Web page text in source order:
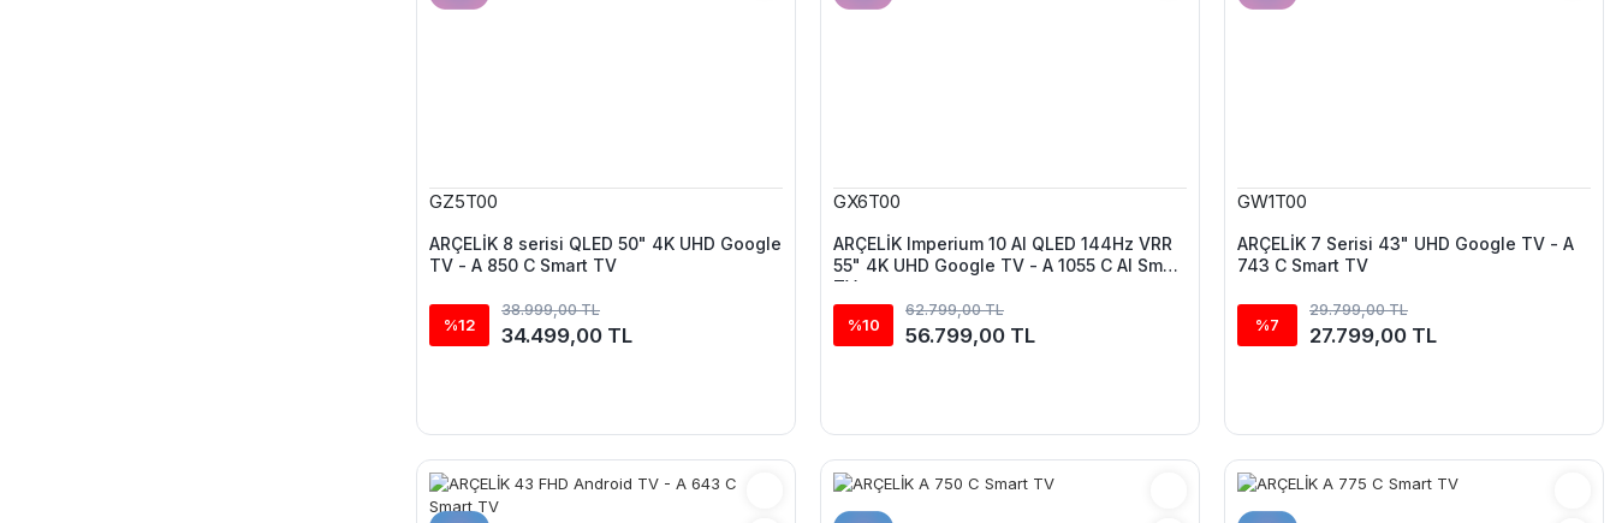
GZ5T00
ARÇELİK 8 serisi QLED 50" 4K UHD Google
TV - A 850 C Smart TV
%12
38.999,00 TL
34.499,00 TL
GX6T00
ARÇELİK Imperium 10 AI QLED 144Hz VRR
55" 4K UHD Google TV - A 1055 C AI Smart
TV
%10
62.799,00 TL
56.799,00 TL
GW1T00
ARÇELİK 7 Serisi 43" UHD Google TV - A
743 C Smart TV
%7
29.799,00 TL
27.799,00 TL